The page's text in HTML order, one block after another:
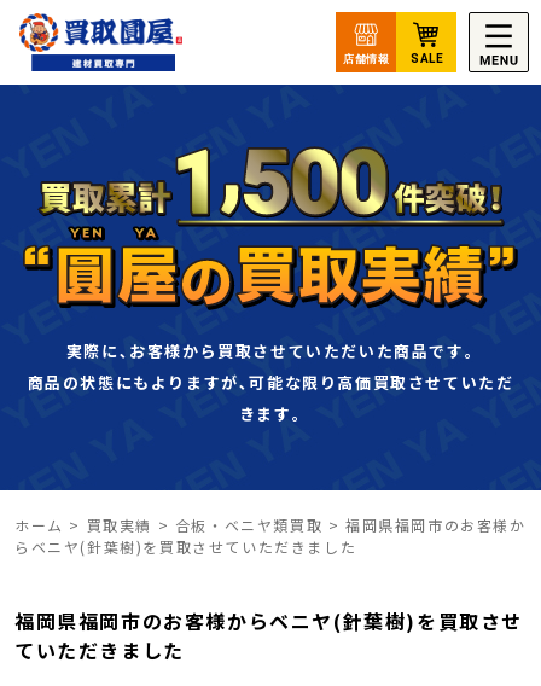
実際に､お客様から買取させていただいた商品です｡
商品の状態にもよりますが､可能な限り高価買取させていただ
きます｡
ホーム > 買取実績 > 合板・ベニヤ類買取 >福岡県福岡市のお客様か
らベニヤ(針葉樹)を買取させていただきました
福岡県福岡市のお客様からベニヤ(針葉樹)を買取させ
ていただきました